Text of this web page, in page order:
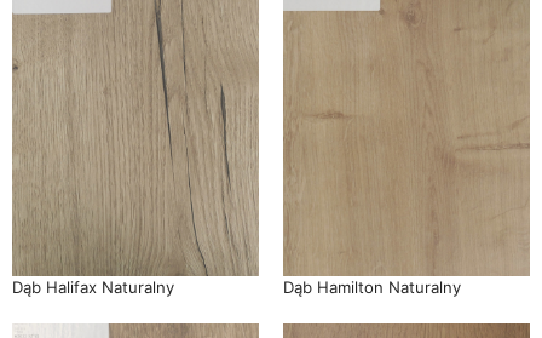
Dąb Halifax Naturalny Dąb Hamilton Naturalny